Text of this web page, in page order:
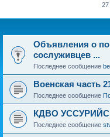
27
Объявления о
сослуживцев ...
Последнее сообщение
Военская часть
Последнее сообщение
КДВО
Последнее сообщение